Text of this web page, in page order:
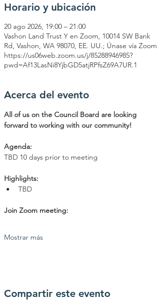
Horario y ubicación
20 ago 2026, 19:00 – 21:00
Vashon Land Trust Y en Zoom, 10014 SW Bank
Rd, Vashon, WA 98070, EE. UU.; Únase vía Zoom
https://us06web.zoom.us/j/85288946985?
pwd=Af13LasNi8YjbGD5atjRPfsZ69A7UR.1
Acerca del evento
All of us on the Council Board are looking
forward to working with our community!
Agenda:
TBD 10 days prior to meeting
Highlights:
TBD
Join Zoom meeting:
Mostrar más
Compartir este evento